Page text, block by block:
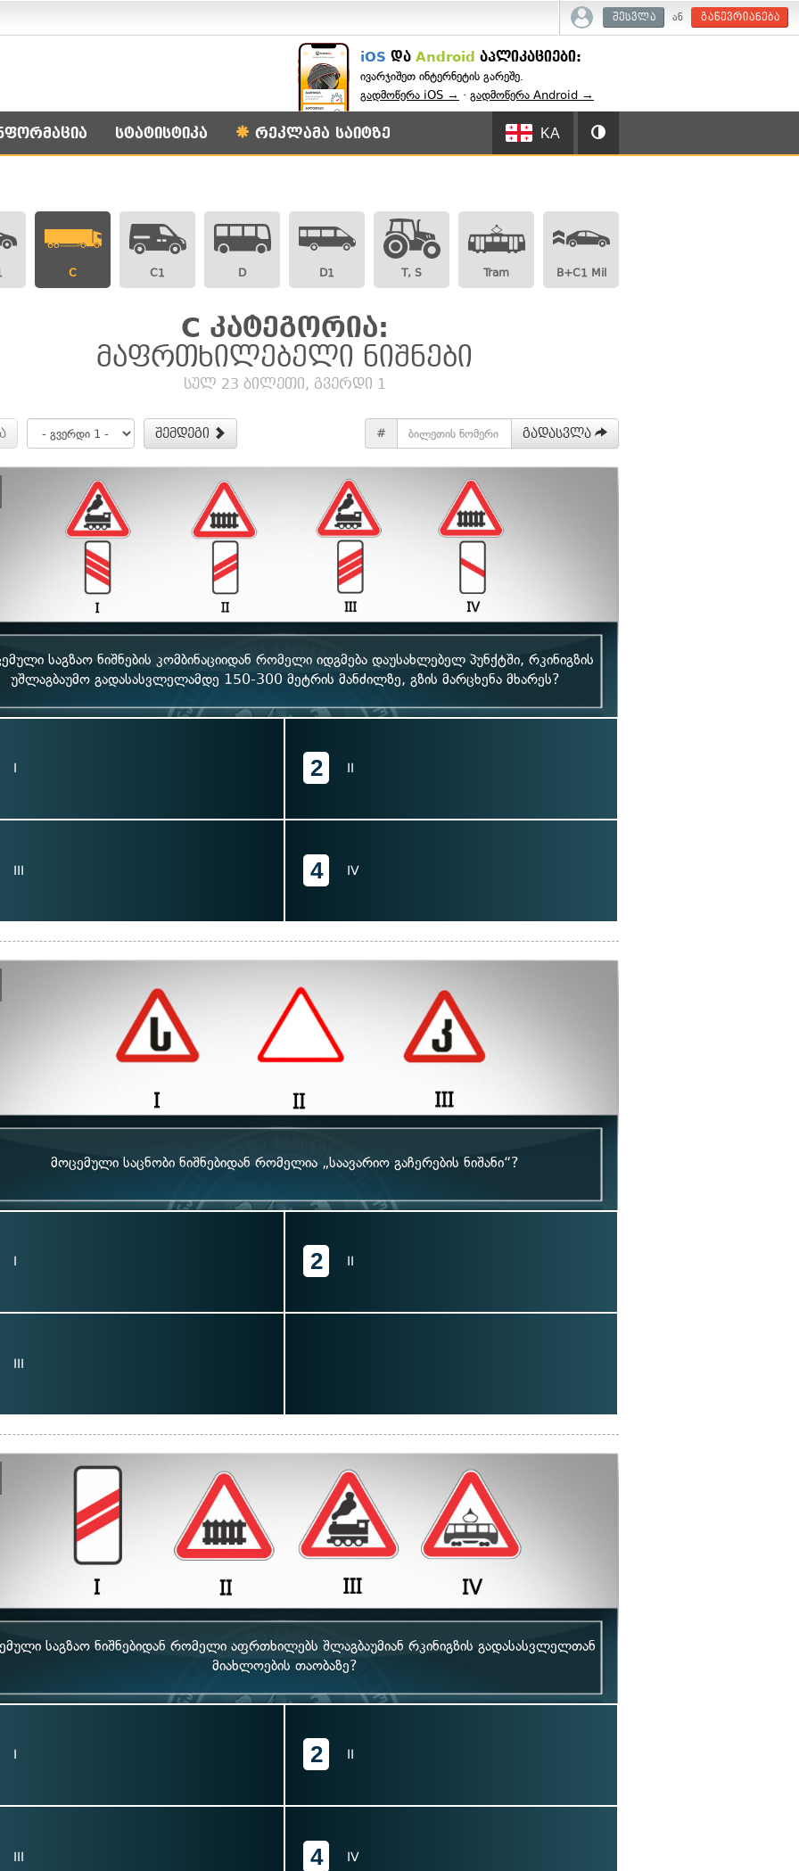
შესვლა ან გაწევრიანება
iOS და Android აპლიკაციები:
ივარჯიშეთ ინტერნეტის გარეშე.
გადმოწერა iOS → · გადმოწერა Android →
სტატისტიკა რეკლამა საიტზე KA
C C1 D D1 T, S Tram B+C1 Mil
C კატეგორია:
მაფრთხილებელი ნიშნები
სულ 23 ბილეთი, გვერდი 1
შემდეგი # გადასვლა
საგზაო ნიშნების კომბინაციიდან რომელი იდგმება დაუსახლებელ პუნქტში, რკინიგზის
უშლაგბაუმო გადასასვლელამდე 150-300 მეტრის მანძილზე, გზის მარცხენა მხარეს?
I 2 II
III 4 IV
მოცემული საცნობი ნიშნებიდან რომელია „საავარიო გაჩერების ნიშანი“?
I 2 II
III
საგზაო ნიშნებიდან რომელი აფრთხილებს შლაგბაუმიან რკინიგზის გადასასვლელთან
მიახლოების თაობაზე?
I 2 II
III 4 IV